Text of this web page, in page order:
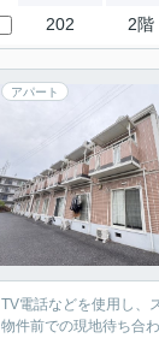
202 2階
アパート
TV電話などを使用し、
物件前での現地待ち合